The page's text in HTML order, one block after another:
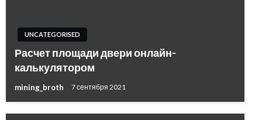
UNCATEGORISED
Расчет площади двери онлайн-
калькулятором
mining_broth 7 сентября 2021